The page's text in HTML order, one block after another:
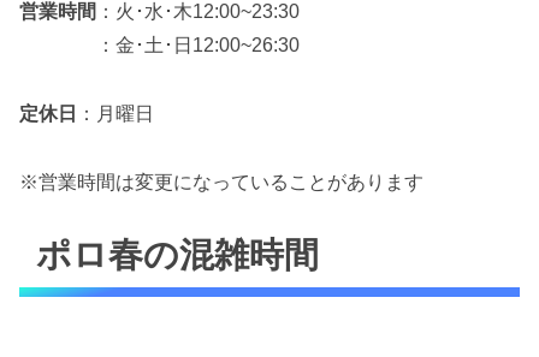
営業時間 ：火･水･木12:00~23:30
：金･土･日12:00~26:30
定休日 ：月曜日
※営業時間は変更になっていることがあります
ポロ春の混雑時間